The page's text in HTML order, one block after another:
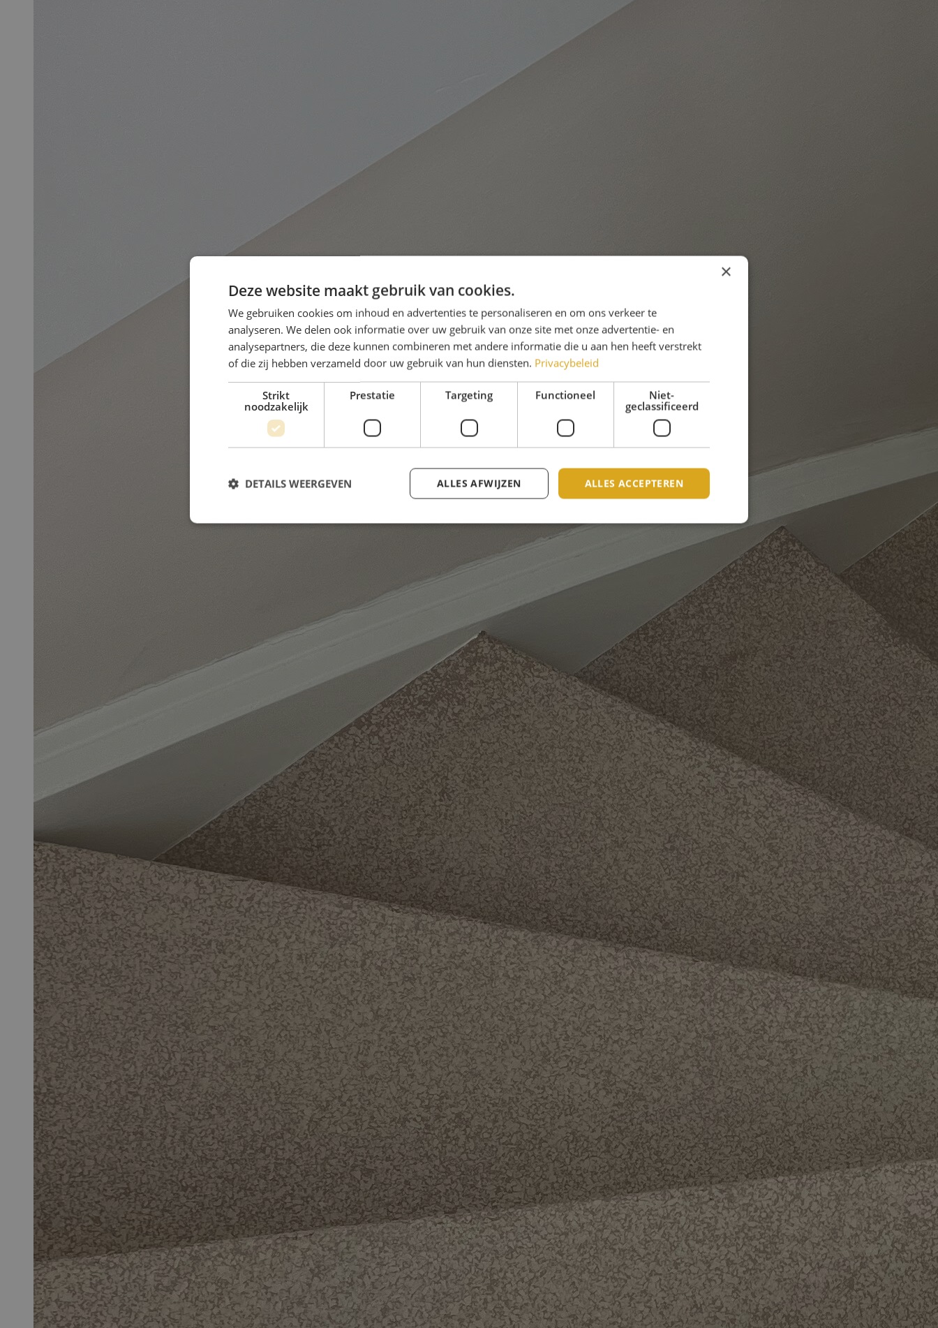
×
Deze website maakt gebruik van cookies.
We gebruiken cookies om inhoud en advertenties te personaliseren en om ons verkeer te
analyseren. We delen ook informatie over uw gebruik van onze site met onze advertentie- en
analysepartners, die deze kunnen combineren met andere informatie die u aan hen heeft verstrekt
of die zij hebben verzameld door uw gebruik van hun diensten. Privacybeleid
Strikt
noodzakelijk
Prestatie Targeting Functioneel
Niet-
geclassificeerd
ALLES ACCEPTEREN
ALLES AFWIJZEN
DETAILS WEERGEVEN